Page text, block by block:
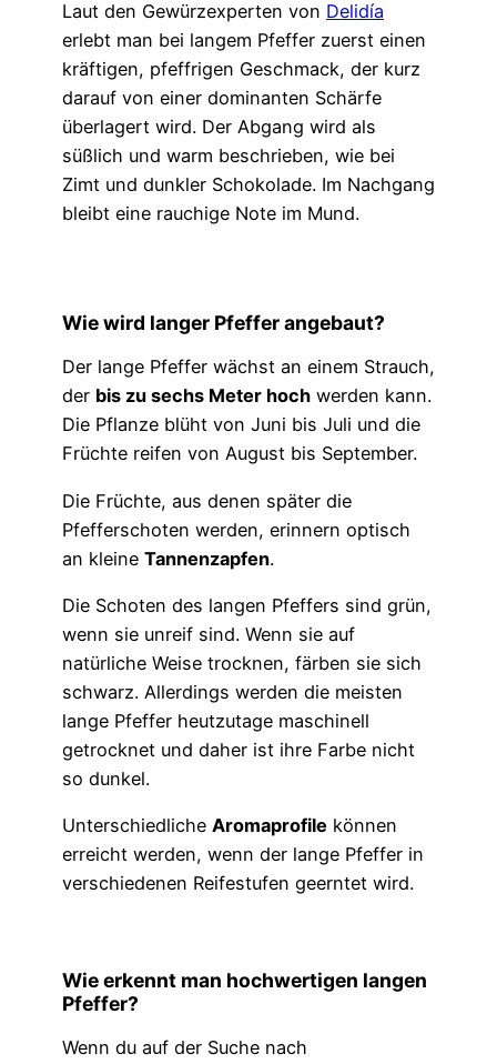
Laut den Gewürzexperten von Delidía
erlebt man bei langem Pfeffer zuerst einen
kräftigen, pfeffrigen Geschmack, der kurz
darauf von einer dominanten Schärfe
überlagert wird. Der Abgang wird als
süßlich und warm beschrieben, wie bei
Zimt und dunkler Schokolade. Im Nachgang
bleibt eine rauchige Note im Mund.
Wie wird langer Pfeffer angebaut?
Der lange Pfeffer wächst an einem Strauch,
der bis zu sechs Meter hoch werden kann.
Die Pflanze blüht von Juni bis Juli und die
Früchte reifen von August bis September.
Die Früchte, aus denen später die
Pfefferschoten werden, erinnern optisch
an kleine Tannenzapfen.
Die Schoten des langen Pfeffers sind grün,
wenn sie unreif sind. Wenn sie auf
natürliche Weise trocknen, färben sie sich
schwarz. Allerdings werden die meisten
lange Pfeffer heutzutage maschinell
getrocknet und daher ist ihre Farbe nicht
so dunkel.
Unterschiedliche Aromaprofile können
erreicht werden, wenn der lange Pfeffer in
verschiedenen Reifestufen geerntet wird.
Wie erkennt man hochwertigen langen
Pfeffer?
Wenn du auf der Suche nach